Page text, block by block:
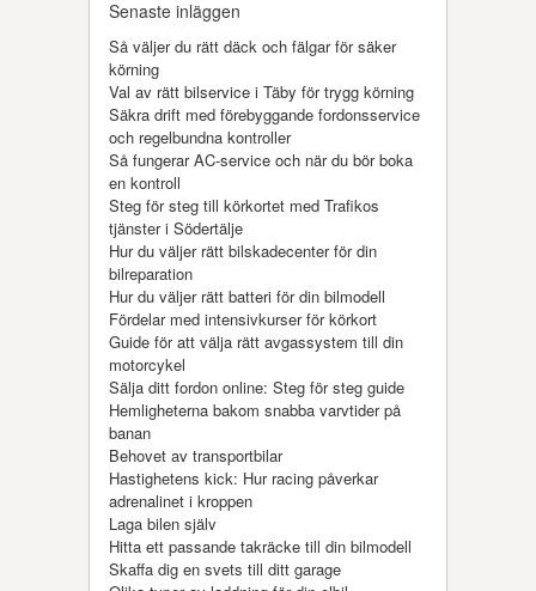
Senaste inläggen
Så väljer du rätt däck och fälgar för säker
körning
Val av rätt bilservice i Täby för trygg körning
Säkra drift med förebyggande fordonsservice
och regelbundna kontroller
Så fungerar AC-service och när du bör boka
en kontroll
Steg för steg till körkortet med Trafikos
tjänster i Södertälje
Hur du väljer rätt bilskadecenter för din
bilreparation
Hur du väljer rätt batteri för din bilmodell
Fördelar med intensivkurser för körkort
Guide för att välja rätt avgassystem till din
motorcykel
Sälja ditt fordon online: Steg för steg guide
Hemligheterna bakom snabba varvtider på
banan
Behovet av transportbilar
Hastighetens kick: Hur racing påverkar
adrenalinet i kroppen
Laga bilen själv
Hitta ett passande takräcke till din bilmodell
Skaffa dig en svets till ditt garage